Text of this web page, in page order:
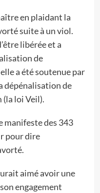
en plaidant la
suite à un viol.
libérée et a
de
a été soutenue par
dépénalisation de
(la loi Veil).
manifeste des 343
pour dire
aimé avoir une
engagement